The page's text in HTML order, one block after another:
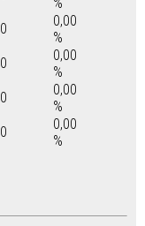
0
0,00
%
0
0,00
%
0
0,00
%
0
0,00
%